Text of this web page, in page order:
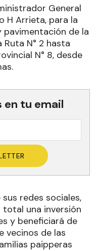
General
H Arrieta, para la
pavimentación de la
Ruta N° 2 hasta
N° 8, desde
en tu email
redes sociales,
una inversión
y beneficiará de
vecinos de las
paipperas